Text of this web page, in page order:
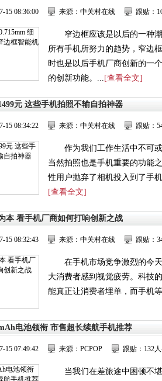
15 08:36:00 来源：中关村在线 跟贴：
窄边框应该是以后的一种
所有手机所努力的趋势，窄边
时也是以后手机厂商创新的一
的创新功能。... [查看全文]
元 这些手机拍照不输自拍神器
15 08:34:22 来源：中关村在线 跟贴：
作为我们工作生活中不可
当然拍照也是手机重要的功能
性用户抛弃了相机投入到了手
[查看全文]
本 看手机厂商如何打响创新之战
15 08:32:43 来源：中关村在线 跟贴：
在手机市场竞争激烈的今
大消费者感到视觉疲劳。科技
能真正让消费者埋单，而手机
电池领衔 市售超长续航手机推荐
15 07:49:42 来源：PCPOP 跟贴：132
当我们在差旅途中困顿不